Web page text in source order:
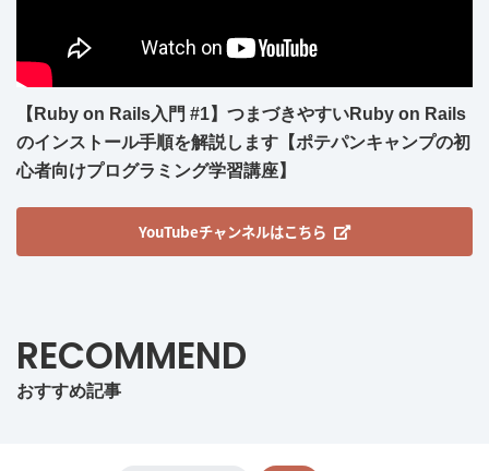
【Ruby on Rails入門 #1】つまづきやすいRuby on Rails
のインストール手順を解説します【ポテパンキャンプの初
心者向けプログラミング学習講座】
YouTubeチャンネルはこちら
RECOMMEND
おすすめ記事